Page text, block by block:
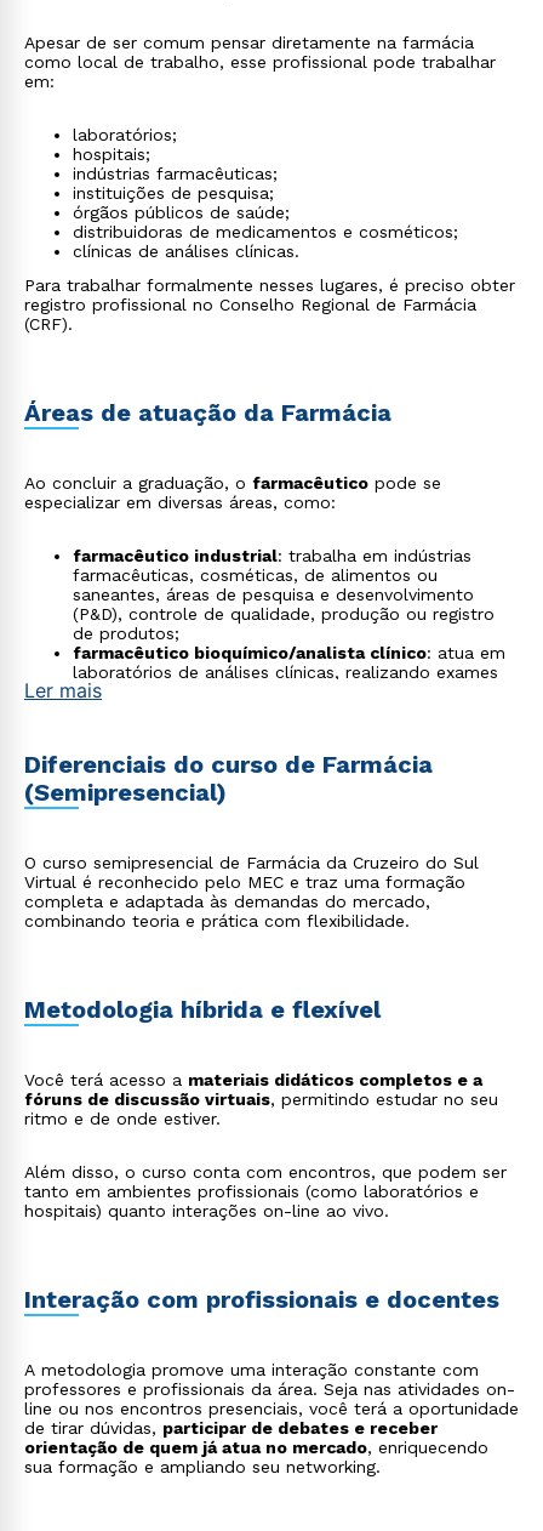
Apesar de ser comum pensar diretamente na farmácia
como local de trabalho, esse profissional pode trabalhar
em:
laboratórios;
hospitais;
indústrias farmacêuticas;
instituições de pesquisa;
órgãos públicos de saúde;
distribuidoras de medicamentos e cosméticos;
clínicas de análises clínicas.
Para trabalhar formalmente nesses lugares, é preciso obter
registro profissional no Conselho Regional de Farmácia
(CRF).
Áreas de atuação da Farmácia
Ao concluir a graduação, o farmacêutico pode se
especializar em diversas áreas, como:
farmacêutico industrial: trabalha em indústrias
farmacêuticas, cosméticas, de alimentos ou
saneantes, áreas de pesquisa e desenvolvimento
(P&D), controle de qualidade, produção ou registro
de produtos;
farmacêutico bioquímico/analista clínico: atua em
laboratórios de análises clínicas, realizando exames
laboratoriais (sangue, urina, fezes), interpretando
cosméticos, alimentos) estejam em conformidade
com as normas e legislações vigentes para registro e
comercialização;
resposta aos medicamentos, personalizando
tratamentos (especialmente em oncologia) para
maior eficácia e menor toxicidade;
consultor em boas práticas de fabricação (BPF)
farmacêutico perito criminal: aplica conhecimentos
químicos e toxicológicos em investigações forenses,
desenvolvedor de alimentos funcionais e
nutracêuticos: cria produtos alimentícios que
oferecem benefícios à saúde além da nutrição
Ler mais
Diferenciais do curso de Farmácia
(Semipresencial)
O curso semipresencial de Farmácia da Cruzeiro do Sul
Virtual é reconhecido pelo MEC e traz uma formação
completa e adaptada às demandas do mercado,
combinando teoria e prática com flexibilidade.
Metodologia híbrida e flexível
Você terá acesso a materiais didáticos completos e a
fóruns de discussão virtuais, permitindo estudar no seu
ritmo e de onde estiver.
Além disso, o curso conta com encontros, que podem ser
tanto em ambientes profissionais (como laboratórios e
hospitais) quanto interações on-line ao vivo.
Interação com profissionais e docentes
A metodologia promove uma interação constante com
professores e profissionais da área. Seja nas atividades on-
line ou nos encontros presenciais, você terá a oportunidade
de tirar dúvidas, participar de debates e receber
orientação de quem já atua no mercado, enriquecendo
sua formação e ampliando seu networking.